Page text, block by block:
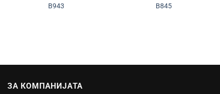
B943 B845
ЗА КОМПАНИЈАТА